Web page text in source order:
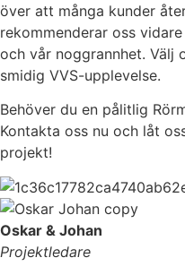
över att många kunder
rekommenderar oss
och vår noggrannhet. Välj
smidig VVS-upplevelse.
Behöver du en pålitlig
Kontakta oss nu och låt
projekt!
Oskar & Johan
Projektledare